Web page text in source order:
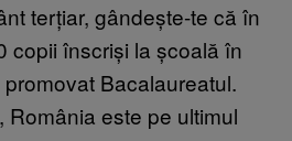
terțiar, gândește-te că în
copii înscriși la școală în
Bacalaureatul.
România este pe ultimul